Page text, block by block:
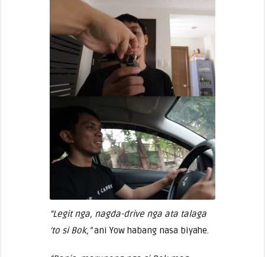
“Legit nga, nagda-drive nga ata talaga
‘to si Bok,”ani Yow habang nasa biyahe.